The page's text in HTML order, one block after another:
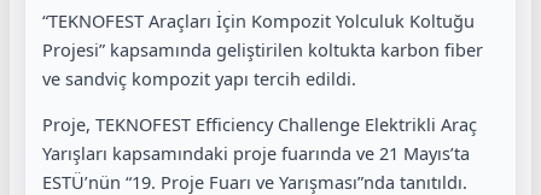
“TEKNOFEST Araçları İçin Kompozit Yolculuk Koltuğu
Projesi” kapsamında geliştirilen koltukta karbon fiber
ve sandviç kompozit yapı tercih edildi.
Proje, TEKNOFEST Efficiency Challenge Elektrikli Araç
Yarışları kapsamındaki proje fuarında ve 21 Mayıs’ta
ESTÜ’nün “19. Proje Fuarı ve Yarışması”nda tanıtıldı.